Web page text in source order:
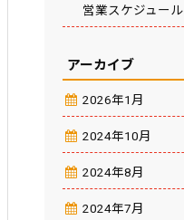
営業スケジュール
アーカイブ
2026年1月
2024年10月
2024年8月
2024年7月